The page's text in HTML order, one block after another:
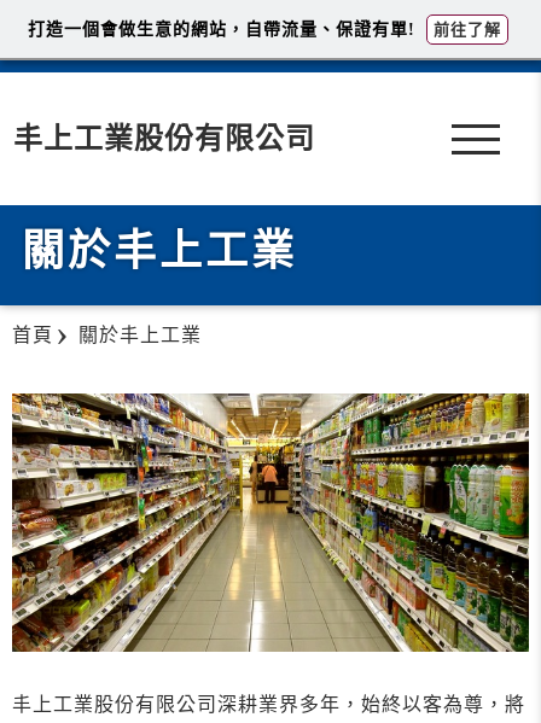
丰上工業股份有限公司
關於丰上工業
首頁 關於丰上工業
丰上工業股份有限公司深耕業界多年，始終以客為尊，將
打造一個會做生意的網站，自帶流量、保證有單! 前往了解